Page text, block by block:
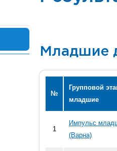
Младшие
№
Групповой
младшие
1
Импульс
(Варна)